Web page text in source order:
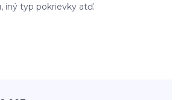
iný typ pokrievky atď.